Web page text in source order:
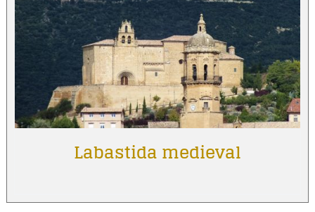
Labastida medieval